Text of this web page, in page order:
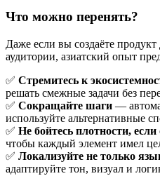
Что можно перенять?
Даже если вы создаёте
аудитории, азиатский опыт
✅ Стремитесь к
решать смежные задачи без
✅ Сокращайте шаги —
используйте альтернативные
✅ Не бойтесь плотности, если
чтобы каждый элемент имел
✅ Локализуйте не только
адаптируйте тон, визуал и